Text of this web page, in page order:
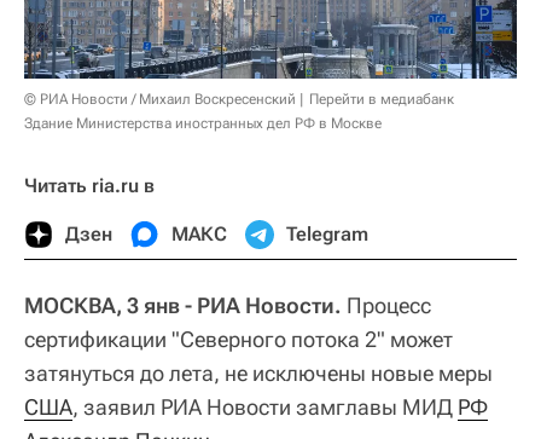
© РИА Новости / Михаил Воскресенский
Перейти в медиабанк
Здание Министерства иностранных дел РФ в Москве
Читать ria.ru в
Дзен МАКС Telegram
МОСКВА, 3 янв - РИА Новости. Процесс
сертификации "Северного потока 2" может
затянуться до лета, не исключены новые меры
США, заявил РИА Новости замглавы МИД РФ